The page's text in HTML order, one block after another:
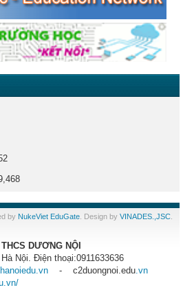
by NukeViet EduGate. Design by VINADES.,JSC.
DƯƠNG NỘI
Nội. Điện thoại:0911633636
- c2duongnoi.edu.vn